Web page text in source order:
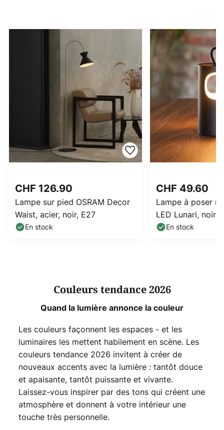
CHF 126.90
Lampe sur pied OSRAM Decor
Waist, acier, noir, E27
En stock
CHF 49.60
Lampe à poser
LED Lunari, noir,
CCT IP44
En stock
Couleurs tendance 2026
Quand la lumière annonce la couleur
Les couleurs façonnent les espaces - et les
luminaires les mettent habilement en scène. Les
couleurs tendance 2026 invitent à créer de
nouveaux accents avec la lumière : tantôt douce
et apaisante, tantôt puissante et vivante.
Laissez-vous inspirer par des tons qui créent une
atmosphère et donnent à votre intérieur une
touche très personnelle.